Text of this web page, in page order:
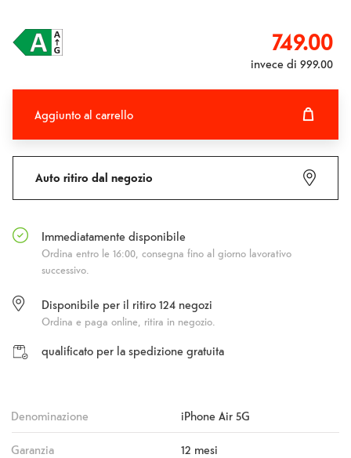
749.00
invece di 999.00
Aggiunto al carrello
Auto ritiro dal negozio
Immediatamente disponibile
Ordina entro le 16:00, consegna fino al giorno lavorativo
successivo.
Disponibile per il ritiro 124 negozi
Ordina e paga online, ritira in negozio.
qualificato per la spedizione gratuita
Denominazione iPhone Air 5G
Garanzia 12 mesi